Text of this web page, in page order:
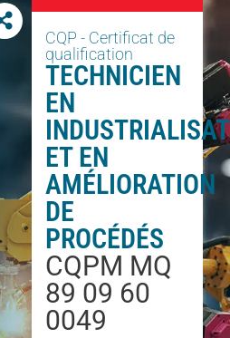
CQP - Certificat de
qualification
TECHNICIEN
EN
ET EN
AMÉLIORATION
DE
PROCÉDÉS
CQPM MQ
89 09 60
0049